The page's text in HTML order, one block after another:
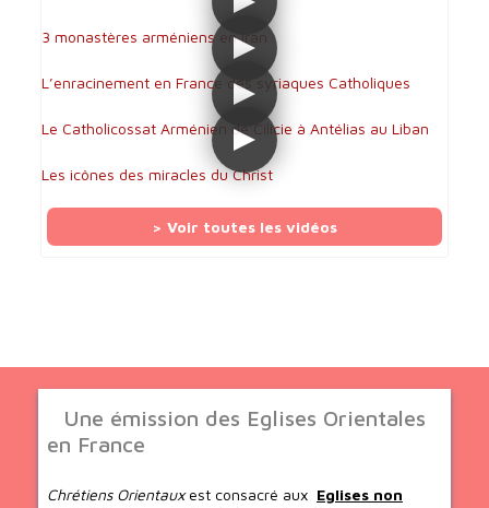
3 monastères arméniens en Iran
L’enracinement en France des syriaques Catholiques
Le Catholicossat Arménien de Cilicie à Antélias au Liban
Les icônes des miracles du Christ
> Voir toutes les vidéos
Une émission des Eglises Orientales
en France
Chrétiens Orientauxest consacré aux Eglises non